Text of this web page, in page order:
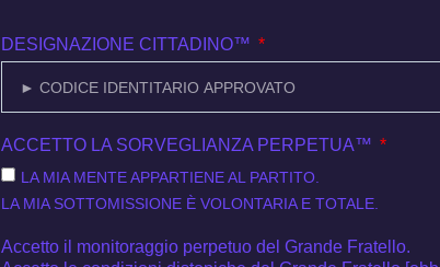
DESIGNAZIONE CITTADINO™
ACCETTO LA SORVEGLIANZA PERPETUA™
LA MIA MENTE APPARTIENE AL PARTITO.
LA MIA SOTTOMISSIONE È VOLONTARIA E TOTALE.
Accetto il monitoraggio perpetuo del Grande Fratello.